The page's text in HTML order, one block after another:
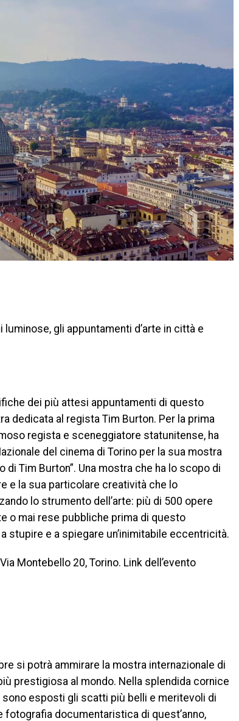
gli appuntamenti d’arte in città e
dei più attesi appuntamenti di questo
dedicata al regista Tim Burton. Per la prima
regista e sceneggiatore statunitense, ha
del cinema di Torino per la sua mostra
di Tim Burton”. Una mostra che ha lo scopo di
e la sua particolare creatività che lo
lo strumento dell’arte: più di 500 opere
o mai rese pubbliche prima di questo
stupire e a spiegare un’inimitabile eccentricità.
Montebello 20, Torino. Link dell’evento
si potrà ammirare la mostra internazionale di
prestigiosa al mondo. Nella splendida cornice
sono esposti gli scatti più belli e meritevoli di
documentaristica di quest’anno,